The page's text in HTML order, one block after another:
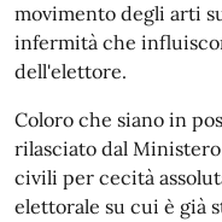
movimento degli arti
infermità che
dell'elettore.
Coloro che siano in
rilasciato dal
civili per cecità
elettorale su cui è già